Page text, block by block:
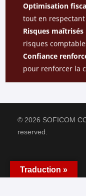
Optimisation
tout en
Risques maîtrisés
risques
Confiance
pour renforcer la
© 2026 SOFICOM
reserved.
Traduction »